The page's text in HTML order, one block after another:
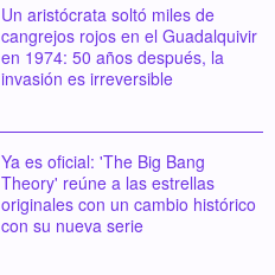
Un aristócrata soltó miles de
cangrejos rojos en el Guadalquivir
en 1974: 50 años después, la
invasión es irreversible
Ya es oficial: 'The Big Bang
Theory' reúne a las estrellas
originales con un cambio histórico
con su nueva serie